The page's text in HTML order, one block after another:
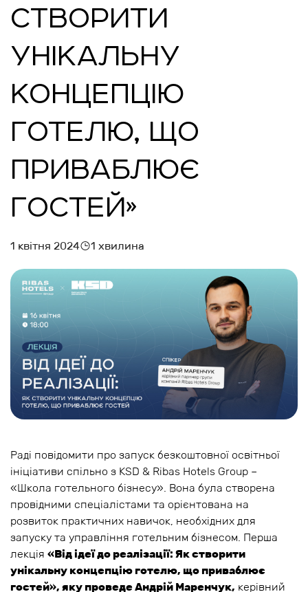
СТВОРИТИ
УНІКАЛЬНУ
КОНЦЕПЦІЮ
ГОТЕЛЮ, ЩО
ПРИВАБЛЮЄ
ГОСТЕЙ»
1 квітня 2024 1 хвилина
Раді повідомити про запуск безкоштовної освітньої
ініціативи спільно з KSD & Ribas Hotels Group –
«Школа готельного бізнесу». Вона була створена
провідними спеціалістами та орієнтована на
розвиток практичних навичок, необхідних для
запуску та управління готельним бізнесом. Перша
лекція «Від ідеї до реалізації: Як створити
унікальну концепцію готелю, що приваблює
гостей», яку проведе Андрій Маренчук, керівний